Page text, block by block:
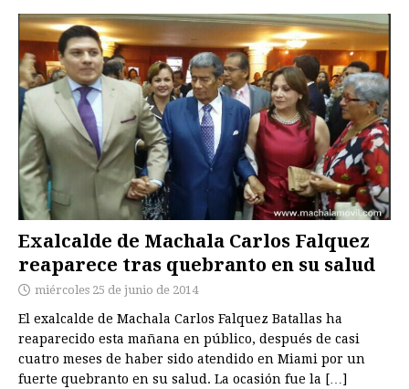
Exalcalde de Machala Carlos Falquez
reaparece tras quebranto en su salud
miércoles 25 de junio de 2014
El exalcalde de Machala Carlos Falquez Batallas ha
reaparecido esta mañana en público, después de casi
cuatro meses de haber sido atendido en Miami por un
fuerte quebranto en su salud. La ocasión fue la […]